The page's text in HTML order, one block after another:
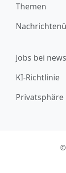
Themen
Jobs bei
KI-Richtlinie
Privatsphäre
©